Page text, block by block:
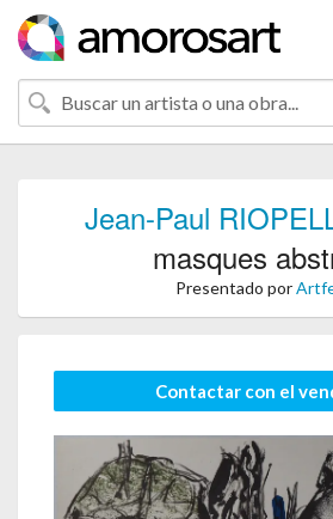
Jean-Paul
masques
Presentado por
Contactar con el